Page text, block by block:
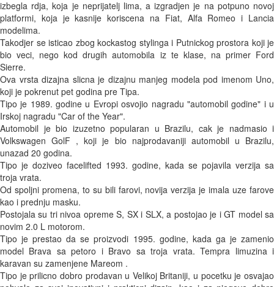
izbegla rdja, koja je neprijatelj lima, a izgradjen je na potpuno novoj
platformi, koja je kasnije koriscena na Fiat, Alfa Romeo i Lancia
modelima.
Takodjer se isticao zbog kockastog stylinga i Putnickog prostora koji je
bio veci, nego kod drugih automobila iz te klase, na primer Ford
Sierre.
Ova vrsta dizajna slicna je dizajnu manjeg modela pod imenom Uno,
koji je pokrenut pet godina pre Tipa.
Tipo je 1989. godine u Evropi osvojio nagradu "automobil godine" i u
Irskoj nagradu "Car of the Year".
Automobil je bio izuzetno popularan u Brazilu, cak je nadmasio i
Volkswagen GolF , koji je bio najprodavaniji automobil u Brazilu,
unazad 20 godina.
Tipo je doziveo facelifted 1993. godine, kada se pojavila verzija sa
troja vrata.
Od spoljni promena, to su bili farovi, novija verzija je imala uze farove
kao i prednju masku.
Postojala su tri nivoa opreme S, SX i SLX, a postojao je i GT model sa
novim 2.0 L motorom.
Tipo je prestao da se proizvodi 1995. godine, kada ga je zamenio
model Brava sa petoro i Bravo sa troja vrata. Tempra limuzina i
karavan su zamenjene Mareom .
Tipo je prilicno dobro prodavan u Velikoj Britaniji, u pocetku je osvajao